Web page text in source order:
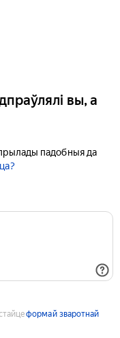
вы, а
падобныя да
формай зваротнай